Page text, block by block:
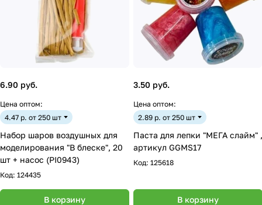
6.90 руб.
Цена оптом:
4.47 р. от 250 шт
Набор шаров воздушных для
моделирования "В блеске", 20
шт + насос (PI0943)
Код: 124435
В корзину
3.50 руб.
Цена оптом:
2.89 р. от 250 шт
Паста для лепки "МЕГА слайм" ,
артикул GGMS17
Код: 125618
В корзину